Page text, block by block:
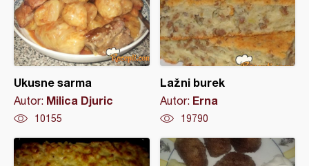
Ukusne sarma
Autor: Milica Djuric
10155
Lažni burek
Autor: Erna
19790